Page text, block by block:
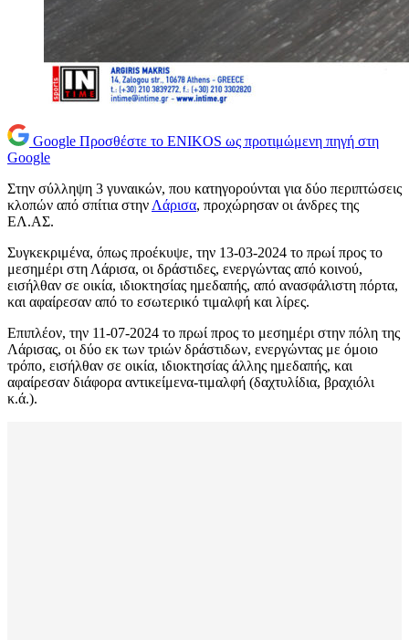
Google Προσθέστε το ENIKOS ως προτιμώμενη πηγή στη
Google
Στην σύλληψη 3 γυναικών, που κατηγορούνται για δύο περιπτώσεις
κλοπών από σπίτια στην Λάρισα, προχώρησαν οι άνδρες της
ΕΛ.ΑΣ.
Συγκεκριμένα, όπως προέκυψε, την 13-03-2024 το πρωί προς το
μεσημέρι στη Λάρισα, οι δράστιδες, ενεργώντας από κοινού,
εισήλθαν σε οικία, ιδιοκτησίας ημεδαπής, από ανασφάλιστη πόρτα,
και αφαίρεσαν από το εσωτερικό τιμαλφή και λίρες.
Επιπλέον, την 11-07-2024 το πρωί προς το μεσημέρι στην πόλη της
Λάρισας, οι δύο εκ των τριών δράστιδων, ενεργώντας με όμοιο
τρόπο, εισήλθαν σε οικία, ιδιοκτησίας άλλης ημεδαπής, και
αφαίρεσαν διάφορα αντικείμενα-τιμαλφή (δαχτυλίδια, βραχιόλι
κ.ά.).